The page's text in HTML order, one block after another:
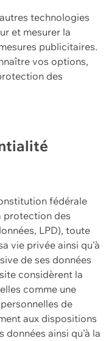
technologies
et mesurer la
publicitaires.
vos options,
des
fédérale
protection des
LPD), toute
vie privée ainsi qu'à
de ses données
considèrent la
comme une
de
aux dispositions
données ainsi qu'à la